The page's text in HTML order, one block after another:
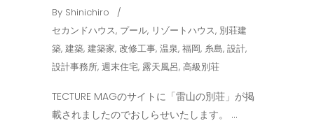
By Shinichiro
セカンドハウス, プール, リゾートハウス, 別荘建
築, 建築, 建築家, 改修工事, 温泉, 福岡, 糸島, 設計,
設計事務所, 週末住宅, 露天風呂, 高級別荘
TECTURE MAGのサイトに「雷山の別荘」が掲
載されましたのでおしらせいたします。